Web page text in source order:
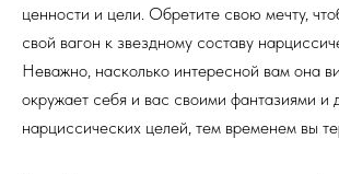
ценности и цели. Обретите свою мечту,
свой вагон к звездному составу
Неважно, насколько интересной вам она
окружает себя и вас своими фантазиями и
нарциссических целей, тем временем вы